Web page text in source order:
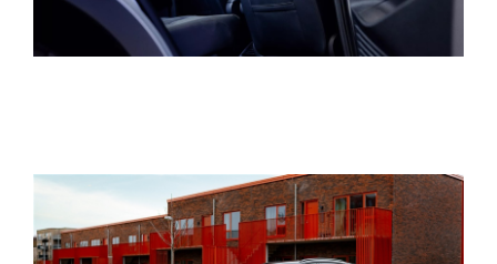
Den nye
Garanti
BRUGTE BILER
VÆRKSTED